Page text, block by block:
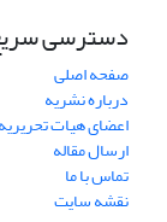
دسترسی
صفحه اصلی
درباره نشریه
اعضای هیات تحریریه
ارسال مقاله
تماس با ما
نقشه سایت